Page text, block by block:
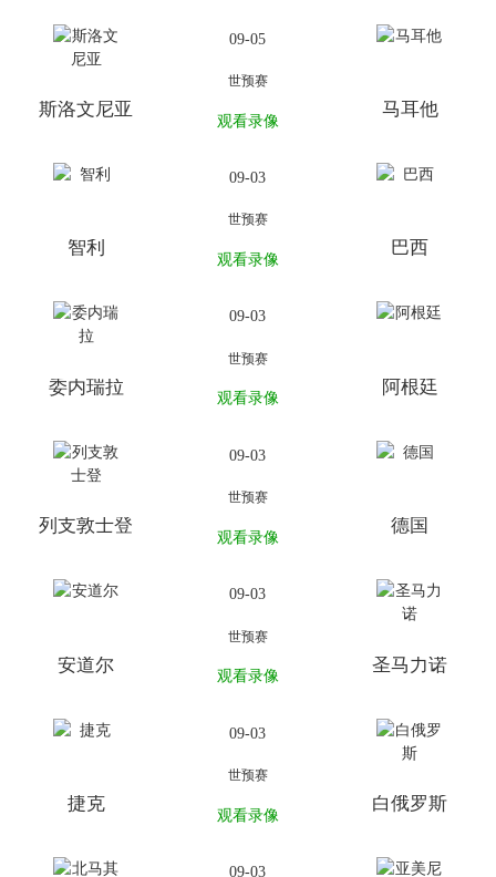
斯洛文尼亚
09-05
世预赛
观看录像
马耳他
智利
09-03
世预赛
观看录像
巴西
委内瑞拉
09-03
世预赛
观看录像
阿根廷
列支敦士登
09-03
世预赛
观看录像
德国
安道尔
09-03
世预赛
观看录像
圣马力诺
捷克
09-03
世预赛
观看录像
白俄罗斯
09-03